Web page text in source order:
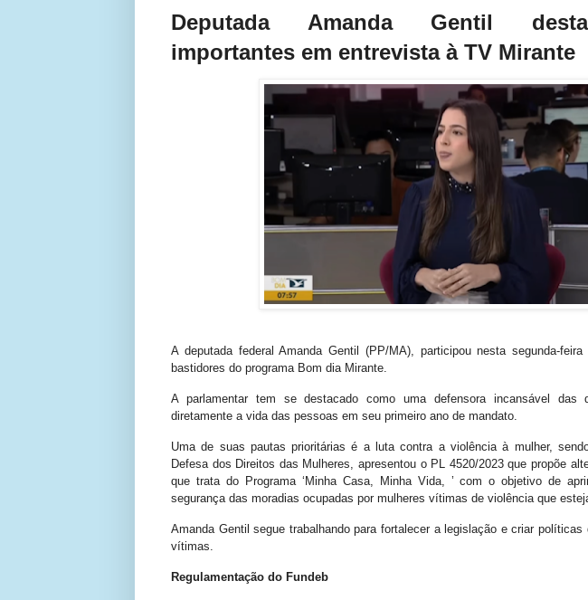
Deputada Amanda Gentil
importantes em entrevista à TV Mirante
A deputada federal Amanda Gentil (PP/MA), participou nesta segunda-
bastidores do programa Bom dia Mirante.
A parlamentar tem se destacado como uma defensora incansável das
diretamente a vida das pessoas em seu primeiro ano de mandato.
Uma de suas pautas prioritárias é a luta contra a violência à mulher,
Defesa dos Direitos das Mulheres, apresentou o PL 4520/2023 que propõe
que trata do Programa ‘Minha Casa, Minha Vida, ’ com o objetivo de
segurança das moradias ocupadas por mulheres vítimas de violência que
Amanda Gentil segue trabalhando para fortalecer a legislação e criar políticas
vítimas.
Regulamentação do Fundeb